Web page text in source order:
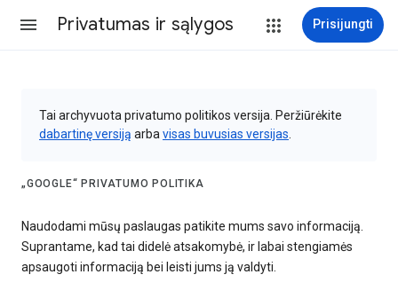
Privatumas ir sąlygos Prisijungti
Tai archyvuota privatumo politikos versija. Peržiūrėkite
dabartinę versiją arba visas buvusias versijas
„GOOGLE“ PRIVATUMO POLITIKA
Naudodami mūsų paslaugas patikite mums savo informaciją.
Suprantame, kad tai didelė atsakomybė, ir labai stengiamės
apsaugoti informaciją bei leisti jums ją valdyti.